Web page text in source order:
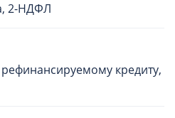
2-НДФЛ
кредиту,